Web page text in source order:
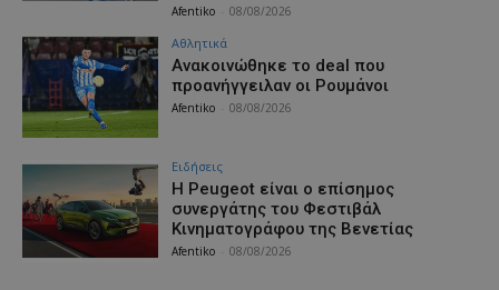
Afentiko 08/08/2026
Αθλητικά
Aνακοινώθηκε το deal που
προανήγγειλαν οι Ρουμάνοι
Afentiko 08/08/2026
Ειδήσεις
Η Peugeot είναι ο επίσημος
συνεργάτης του Φεστιβάλ
Κινηματογράφου της Βενετίας
Afentiko 08/08/2026